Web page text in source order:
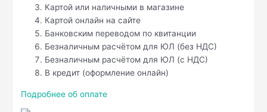
Картой или наличными в магазине
Картой онлайн на сайте
Банковским переводом по квитанции
Безналичным расчётом для ЮЛ (без НДС)
Безналичным расчётом для ЮЛ (с НДС)
В кредит (оформление онлайн)
Подробнее об оплате